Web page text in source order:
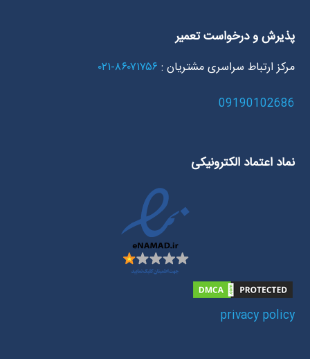
پذیرش و درخواست تعمیر
مرکز ارتباط سراسری مشتریان : ۸۶۰۷۱۷۵۶-۰۲۱
09190102686
نماد اعتماد الکترونیکی
privacy policy